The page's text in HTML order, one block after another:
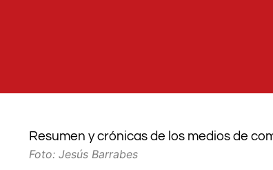
Resumen y crónicas de los medios de
Foto: Jesús Barrabes